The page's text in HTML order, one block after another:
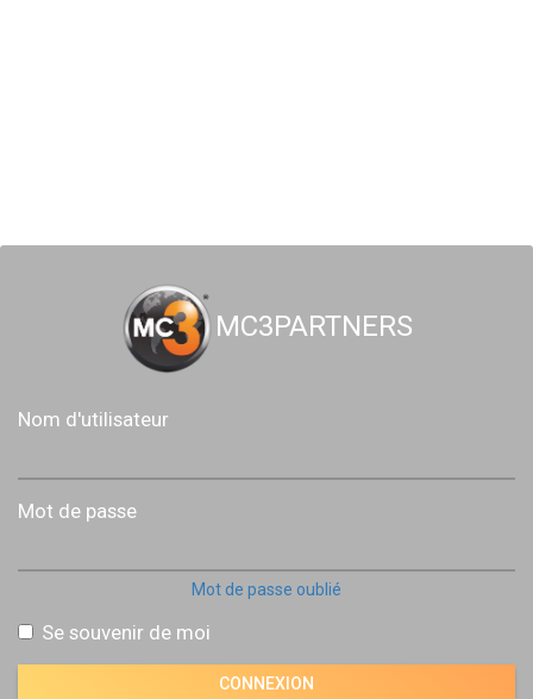
MC3PARTNERS
Nom d'utilisateur
Mot de passe
Mot de passe oublié
Se souvenir de moi